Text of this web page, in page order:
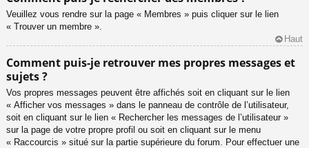
Veuillez vous rendre sur la page « Membres » puis cliquer sur le lien
« Trouver un membre ».
Haut
Comment puis-je retrouver mes propres messages et
sujets ?
Vos propres messages peuvent être affichés soit en cliquant sur le lien
« Afficher vos messages » dans le panneau de contrôle de l’utilisateur,
soit en cliquant sur le lien « Rechercher les messages de l’utilisateur »
sur la page de votre propre profil ou soit en cliquant sur le menu
« Raccourcis » situé sur la partie supérieure du forum. Pour effectuer une